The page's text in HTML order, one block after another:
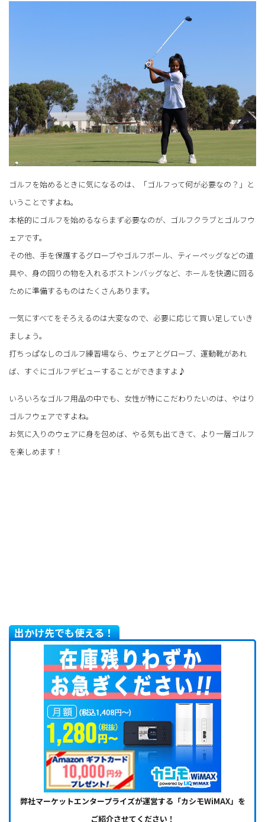
ゴルフを始めるときに気になるのは、「ゴルフって何が必要なの？」と
いうことですよね。
本格的にゴルフを始めるならまず必要なのが、ゴルフクラブとゴルフウ
ェアです。
その他、手を保護するグローブやゴルフボール、ティーペッグなどの道
具や、身の回りの物を入れるボストンバッグなど、ホールを快適に回る
ために準備するものはたくさんあります。
一気にすべてをそろえるのは大変なので、必要に応じて買い足していき
ましょう。
打ちっぱなしのゴルフ練習場なら、ウェアとグローブ、運動靴があれ
ば、すぐにゴルフデビューすることができますよ♪
いろいろなゴルフ用品の中でも、女性が特にこだわりたいのは、やはり
ゴルフウェアですよね。
お気に入りのウェアに身を包めば、やる気も出てきて、より一層ゴルフ
を楽しめます！
出かけ先でも使える！
弊社マーケットエンタープライズが運営する「カシモWiMAX」を
ご紹介させてください！